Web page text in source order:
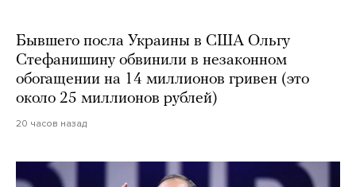
Бывшего посла Украины в США Ольгу
Стефанишину обвинили в незаконном
обогащении на 14 миллионов гривен (это
около 25 миллионов рублей)
20 часов назад